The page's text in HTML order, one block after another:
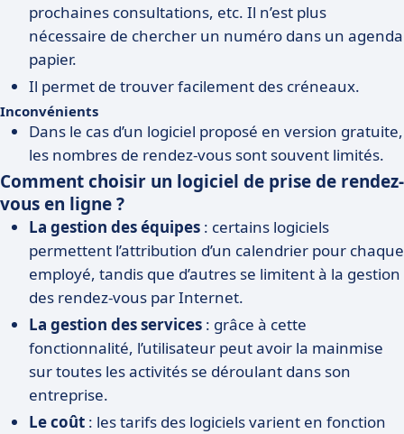
prochaines consultations, etc. Il n’est plus
nécessaire de chercher un numéro dans un agenda
papier.
Il permet de trouver facilement des créneaux.
Inconvénients
Dans le cas d’un logiciel proposé en version gratuite,
les nombres de rendez-vous sont souvent limités.
Comment choisir un logiciel de prise de rendez-
vous en ligne ?
La gestion des équipes : certains logiciels
permettent l’attribution d’un calendrier pour chaque
employé, tandis que d’autres se limitent à la gestion
des rendez-vous par Internet.
La gestion des services : grâce à cette
fonctionnalité, l’utilisateur peut avoir la mainmise
sur toutes les activités se déroulant dans son
entreprise.
Le coût : les tarifs des logiciels varient en fonction